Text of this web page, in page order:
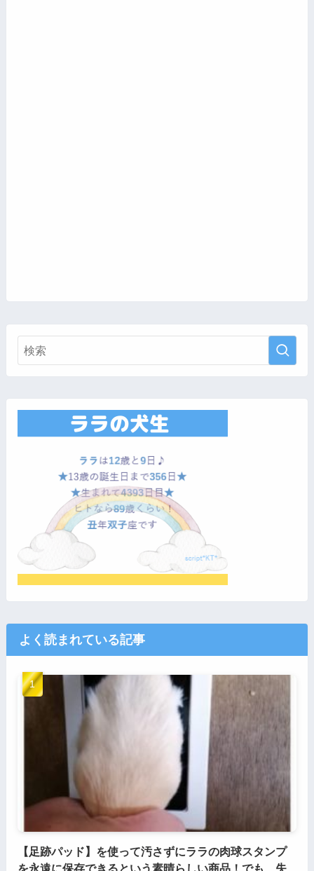
よく読まれている記事
【足跡パッド】を使って汚さずにララの肉球スタンプ
を永遠に保存できるという素晴らしい商品！でも、失